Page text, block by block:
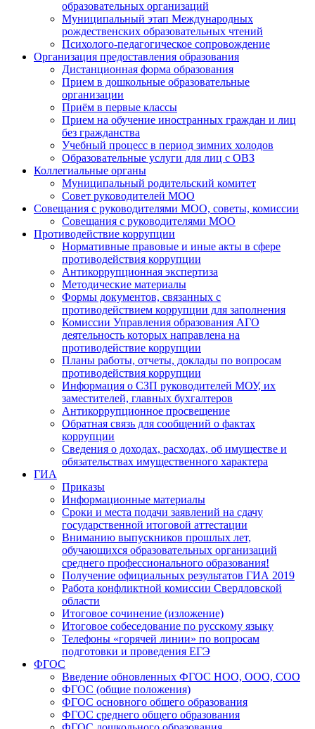
образовательных организаций
Муниципальный этап Международных
рождественских образовательных чтений
Психолого-педагогическое сопровождение
Организация предоставления образования
Дистанционная форма образования
Прием в дошкольные образовательные
организации
Приём в первые классы
Прием на обучение иностранных граждан и лиц
без гражданства
Учебный процесс в период зимних холодов
Образовательные услуги для лиц с ОВЗ
Коллегиальные органы
Муниципальный родительский комитет
Совет руководителей МОО
Совещания с руководителями МОО, советы, комиссии
Совещания с руководителями МОО
Противодействие коррупции
Нормативные правовые и иные акты в сфере
противодействия коррупции
Антикоррупционная экспертиза
Методические материалы
Формы документов, связанных с
противодействием коррупции для заполнения
Комиссии Управления образования АГО
деятельность которых направлена на
противодействие коррупции
Планы работы, отчеты, доклады по вопросам
противодействия коррупции
Информация о СЗП руководителей МОУ, их
заместителей, главных бухгалтеров
Антикоррупционное просвещение
Обратная связь для сообщений о фактах
коррупции
Сведения о доходах, расходах, об имуществе и
обязательствах имущественного характера
ГИА
Приказы
Информационные материалы
Сроки и места подачи заявлений на сдачу
государственной итоговой аттестации
Вниманию выпускников прошлых лет,
обучающихся образовательных организаций
среднего профессионального образования!
Получение официальных результатов ГИА 2019
Работа конфликтной комиссии Свердловской
области
Итоговое сочинение (изложение)
Итоговое собеседование по русскому языку
Телефоны «горячей линии» по вопросам
подготовки и проведения ЕГЭ
ФГОС
Введение обновленных ФГОС НОО, ООО, СОО
ФГОС (общие положения)
ФГОС основного общего образования
ФГОС среднего общего образования